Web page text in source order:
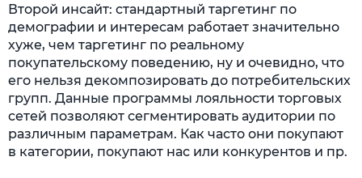
Второй инсайт: стандартный таргетинг по
демографии и интересам работает значительно
хуже, чем таргетинг по реальному
покупательскому поведению, ну и очевидно, что
его нельзя декомпозировать до потребительских
групп. Данные программы лояльности торговых
сетей позволяют сегментировать аудитории по
различным параметрам. Как часто они покупают
в категории, покупают нас или конкурентов и пр.